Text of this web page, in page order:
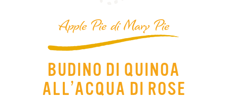
Apple Pie di Mary Pie
BUDINO DI QUINOA
ALL’ACQUA DI ROSE